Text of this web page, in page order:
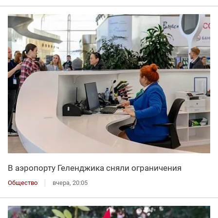
В аэропорту Геленджика сняли ограничения
Общество вчера, 20:05